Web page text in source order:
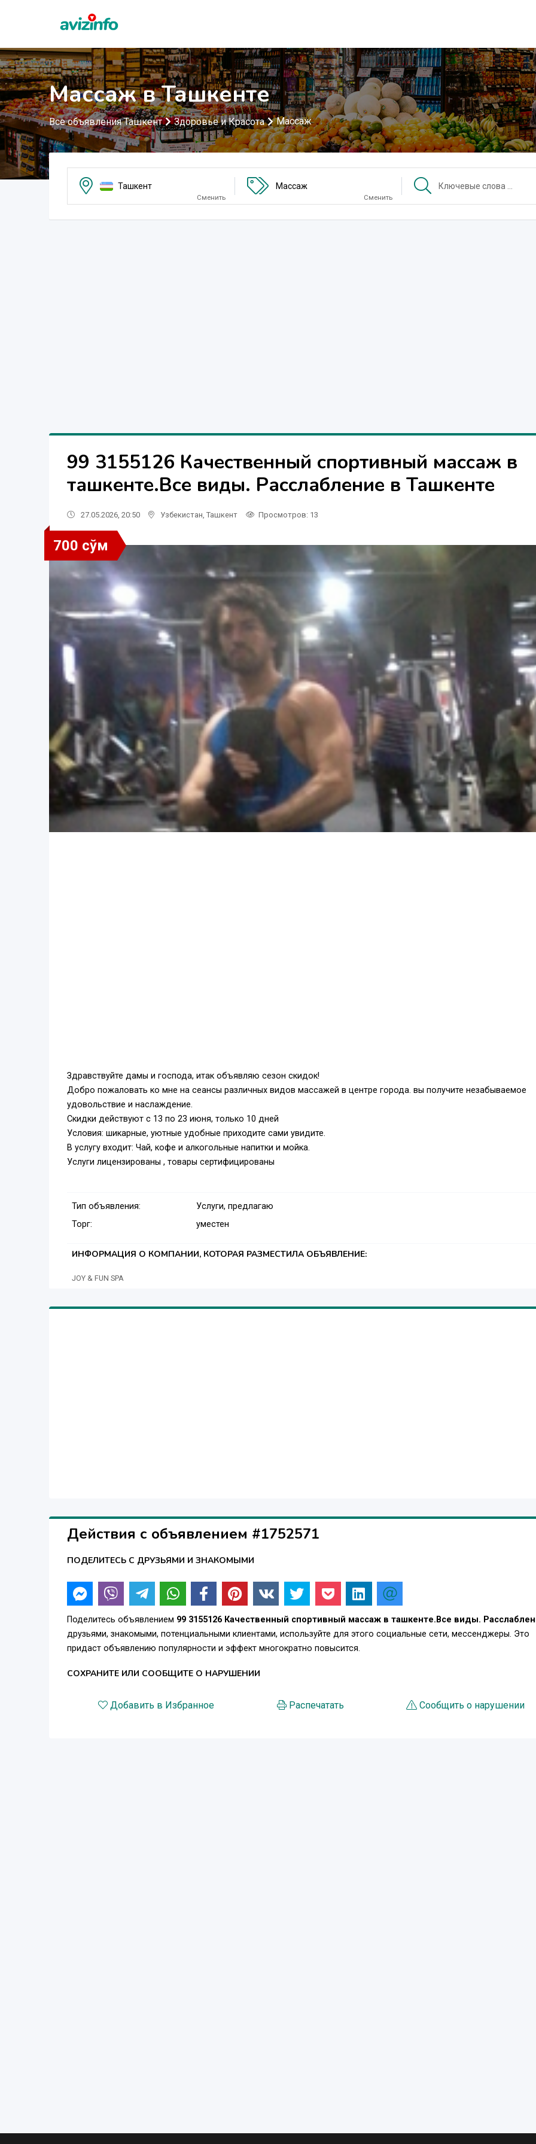
Массаж в Ташкенте
Все объявления Ташкент Здоровье и Красота Массаж
Ташкент
Сменить
Массаж
Сменить
99 3155126 Качественный спортивный массаж в
ташкенте.Все виды. Расслабление в Ташкенте
27.05.2026, 20:50 Узбекистан Ташкент Просмотров: 13
700 сўм
Здравствуйте дамы и господа, итак объявляю сезон скидок!
Добро пожаловать ко мне на сеансы различных видов массажей в центре города. вы получите незабываемое
удовольствие и наслаждение.
Скидки действуют с 13 по 23 июня, только 10 дней
Условия: шикарные, уютные удобные приходите сами увидите.
В услугу входит: Чай, кофе и алкогольные напитки и мойка.
Услуги лицензированы , товары сертифицированы
Тип объявления:
Услуги, предлагаю
Торг:
уместен
ИНФОРМАЦИЯ О КОМПАНИИ, КОТОРАЯ РАЗМЕСТИЛА ОБЪЯВЛЕНИЕ:
JOY & FUN SPA
Действия с объявлением #1752571
ПОДЕЛИТЕСЬ С ДРУЗЬЯМИ И ЗНАКОМЫМИ
Поделитесь объявлением 99 3155126 Качественный спортивный массаж в ташкенте.Все виды.
друзьями, знакомыми, потенциальными клиентами, используйте для этого социальные сети, мессенджеры. Это
придаст объявлению популярности и эффект многократно повысится.
СОХРАНИТЕ ИЛИ СООБЩИТЕ О НАРУШЕНИИ
Добавить в Избранное Распечатать Сообщить о нарушении